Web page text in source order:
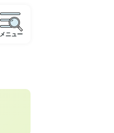
メニュー